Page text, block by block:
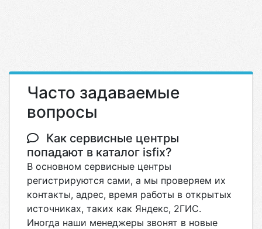
Часто задаваемые
вопросы
Как сервисные центры
попадают в каталог isfix?
В основном сервисные центры
регистрируются сами, а мы проверяем их
контакты, адрес, время работы в открытых
источниках, таких как Яндекс, 2ГИС.
Иногда наши менеджеры звонят в новые